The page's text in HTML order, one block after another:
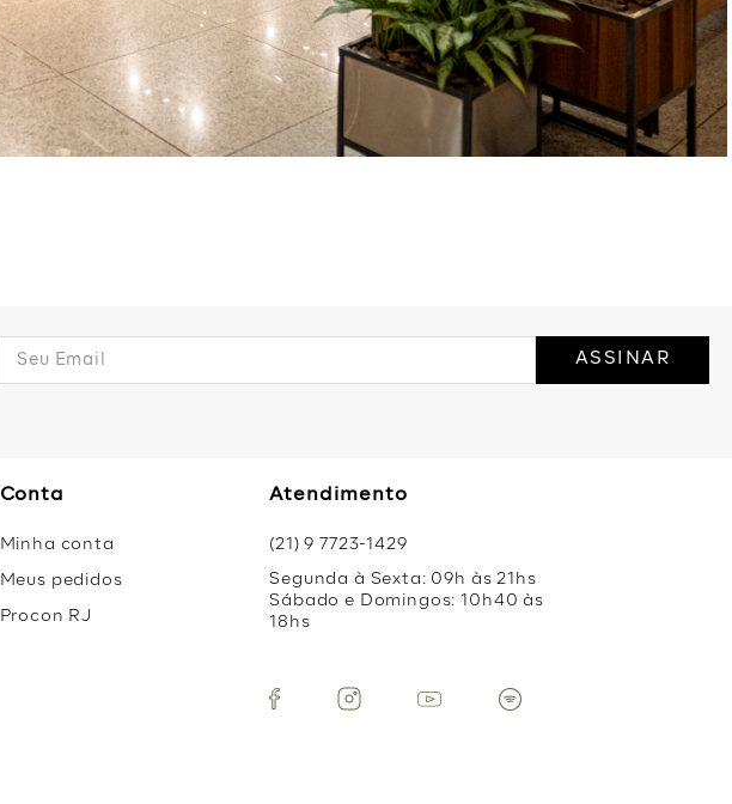
ASSINAR
Conta
Minha conta
Meus pedidos
Procon RJ
Atendimento
(21) 9 7723-1429
Segunda à Sexta: 09h às 21hs
Sábado e Domingos: 10h40 às
18hs